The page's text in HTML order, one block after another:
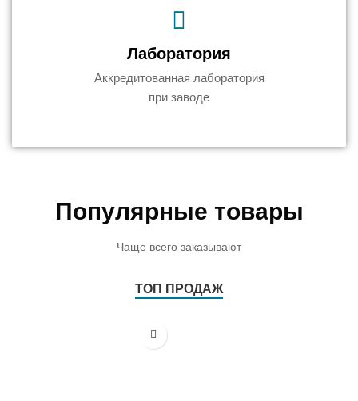
Лаборатория
Аккредитованная лаборатория
при заводе
Популярные товары
Чаще всего заказывают
ТОП ПРОДАЖ